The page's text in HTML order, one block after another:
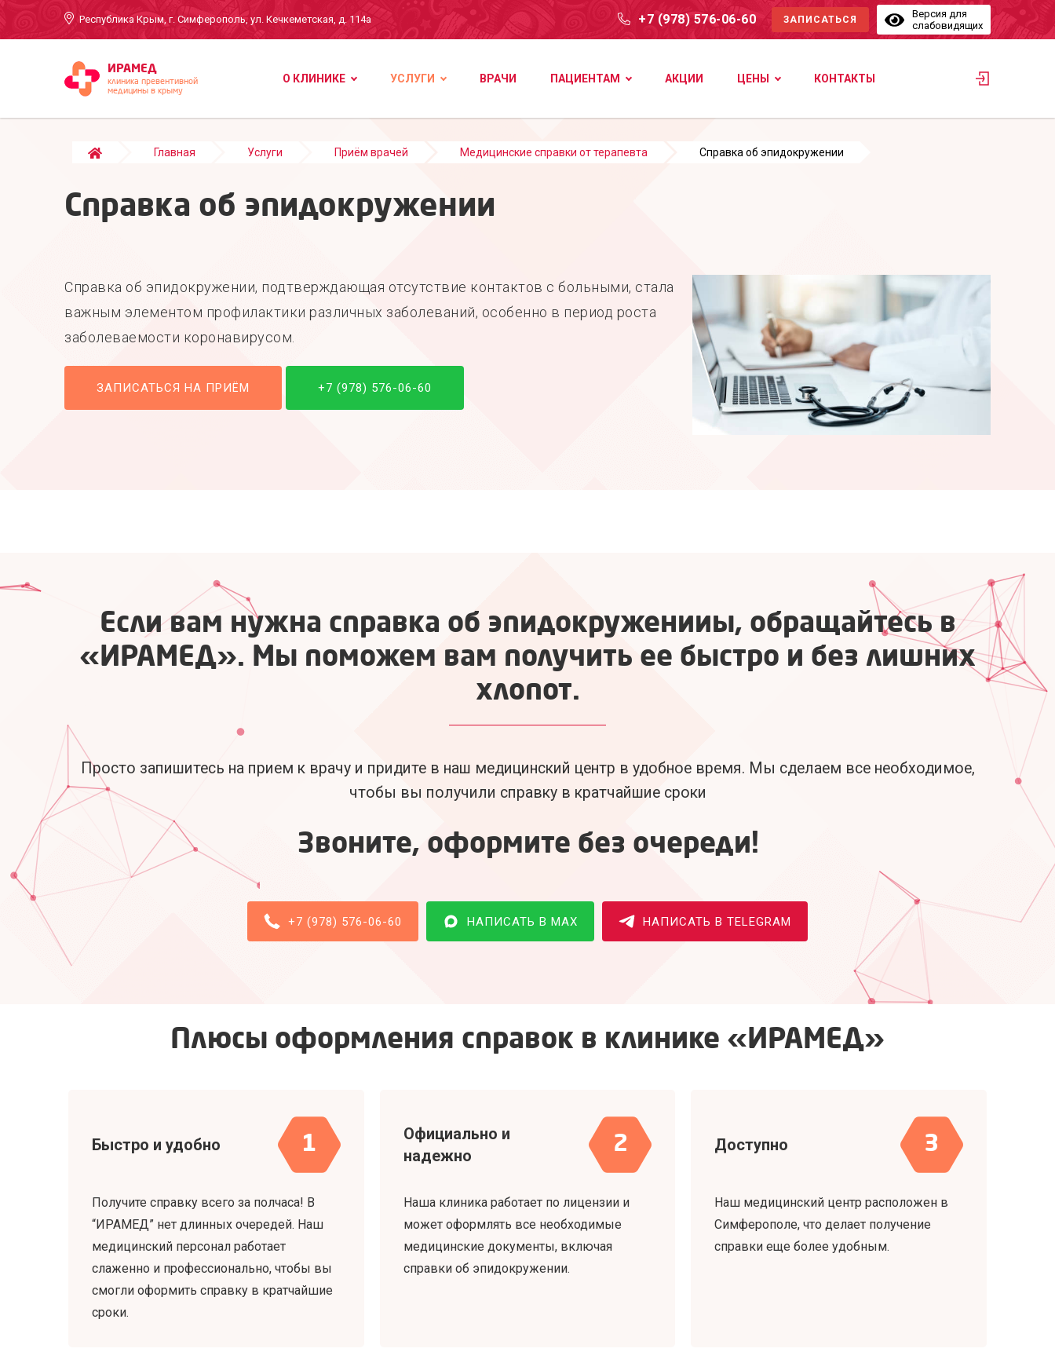
Республика Крым, г. Симферополь, ул. Кечкеметская, д. 114а +7 (978) 576-06-60 ЗАПИСАТЬСЯ
Версия для
слабовидящих
ИРАМЕД
клиника превентивной
медицины в крыму
О КЛИНИКЕ УСЛУГИ ВРАЧИ ПАЦИЕНТАМ АКЦИИ ЦЕНЫ КОНТАКТЫ
Главная Услуги Приём врачей Медицинские справки от терапевта Справка об эпидокружении
Справка об эпидокружении
Справка об эпидокружении, подтверждающая отсутствие контактов с больными, стала
важным элементом профилактики различных заболеваний, особенно в период роста
заболеваемости коронавирусом.
ЗАПИСАТЬСЯ НА ПРИЁМ +7 (978) 576-06-60
Если вам нужна справка об эпидокруженииы, обращайтесь в
«ИРАМЕД». Мы поможем вам получить ее быстро и без лишних
хлопот.
Просто запишитесь на прием к врачу и придите в наш медицинский центр в удобное время. Мы сделаем все необходимое,
чтобы вы получили справку в кратчайшие сроки
Звоните, оформите без очереди!
+7 (978) 576-06-60 НАПИСАТЬ В MAX НАПИСАТЬ В TELEGRAM
Плюсы оформления справок в клинике «ИРАМЕД»
Быстро и удобно 1
Получите справку всего за полчаса! В
“ИРАМЕД” нет длинных очередей. Наш
медицинский персонал работает
слаженно и профессионально, чтобы вы
смогли оформить справку в кратчайшие
сроки.
Официально и
надежно
2
Наша клиника работает по лицензии и
может оформлять все необходимые
медицинские документы, включая
справки об эпидокружении.
Доступно 3
Наш медицинский центр расположен в
Симферополе, что делает получение
справки еще более удобным.